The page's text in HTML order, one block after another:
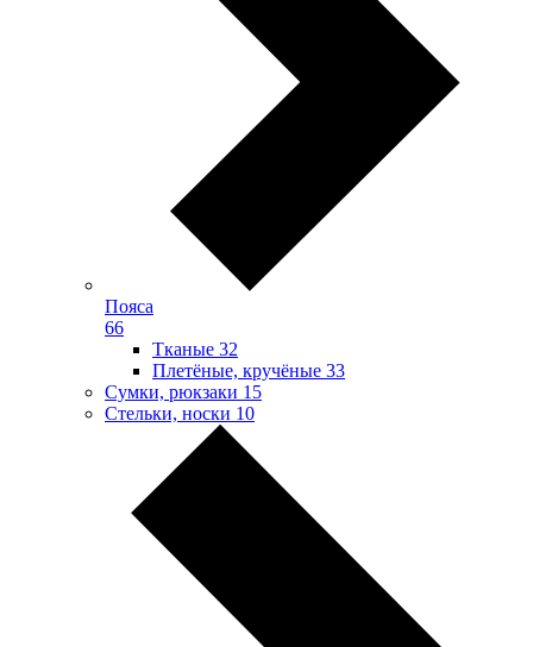
Пояса
66
Тканые 32
Плетёные, кручёные 33
Сумки, рюкзаки 15
Стельки, носки 10